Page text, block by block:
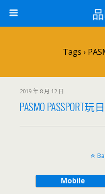
Tags ›
2019 年 8 月 12 日
PASMO PASSPORT玩
Mobile